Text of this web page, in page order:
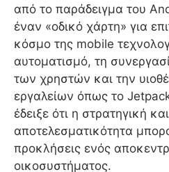
από το παράδειγμα του
έναν «οδικό χάρτη» για
κόσμο της mobile
αυτοματισμό, τη
των χρηστών και την
εργαλείων όπως το
έδειξε ότι η στρατηγική
αποτελεσματικότητα
προκλήσεις ενός
οικοσυστήματος.